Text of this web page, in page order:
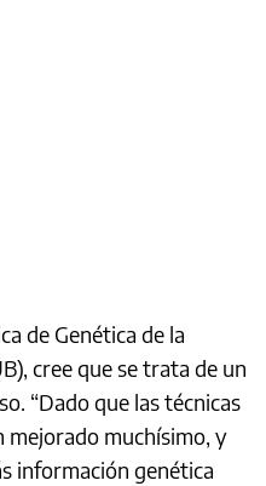
de Genética de la
cree que se trata de un
“Dado que las técnicas
mejorado muchísimo, y
información genética